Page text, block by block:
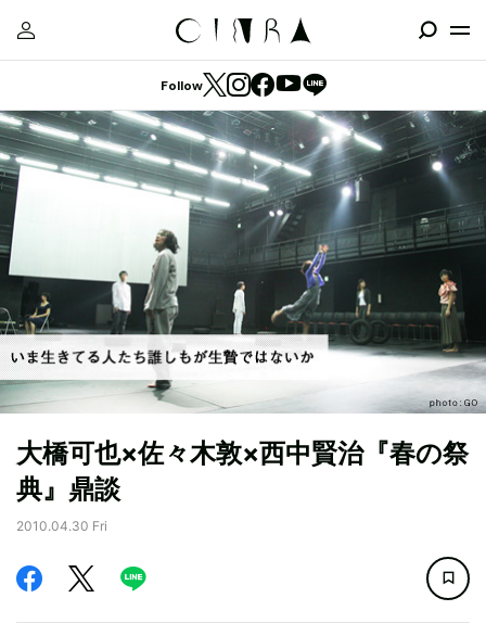
Follow
大橋可也×佐々木敦×西中賢治『春の祭
典』鼎談
2010.04.30 Fri